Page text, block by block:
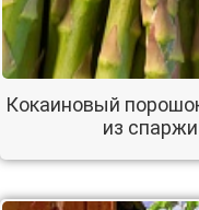
Кокаиновый
из